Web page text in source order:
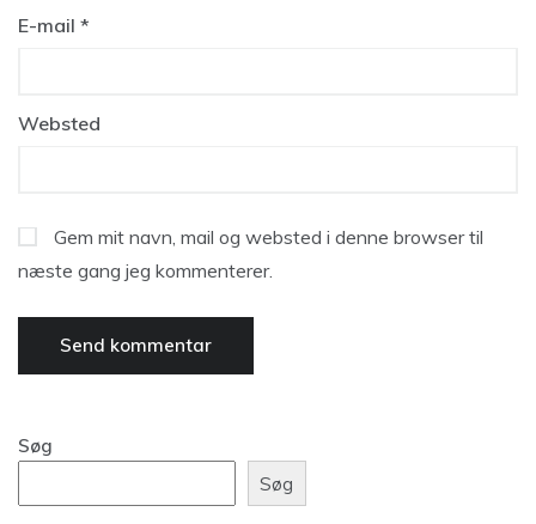
E-mail *
Websted
Gem mit navn, mail og websted i denne browser til
næste gang jeg kommenterer.
Søg
Søg